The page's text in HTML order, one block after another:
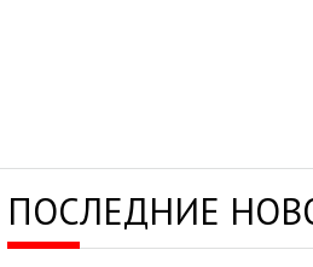
ПОСЛЕДНИЕ